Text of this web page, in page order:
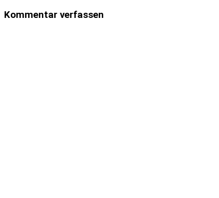
Kommentar verfassen